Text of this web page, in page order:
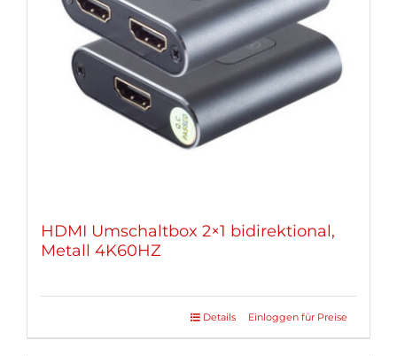
HDMI Umschaltbox 2×1 bidirektional,
Metall 4K60HZ
Einloggen für Preise
Details